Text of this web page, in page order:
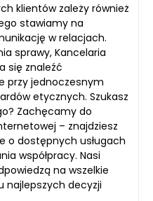
klientów zależy również
stawiamy na
w relacjach.
sprawy, Kancelaria
się znaleźć
przy jednoczesnym
etycznych. Szukasz
Zachęcamy do
– znajdziesz
o dostępnych usługach
współpracy. Nasi
na wszelkie
najlepszych decyzji